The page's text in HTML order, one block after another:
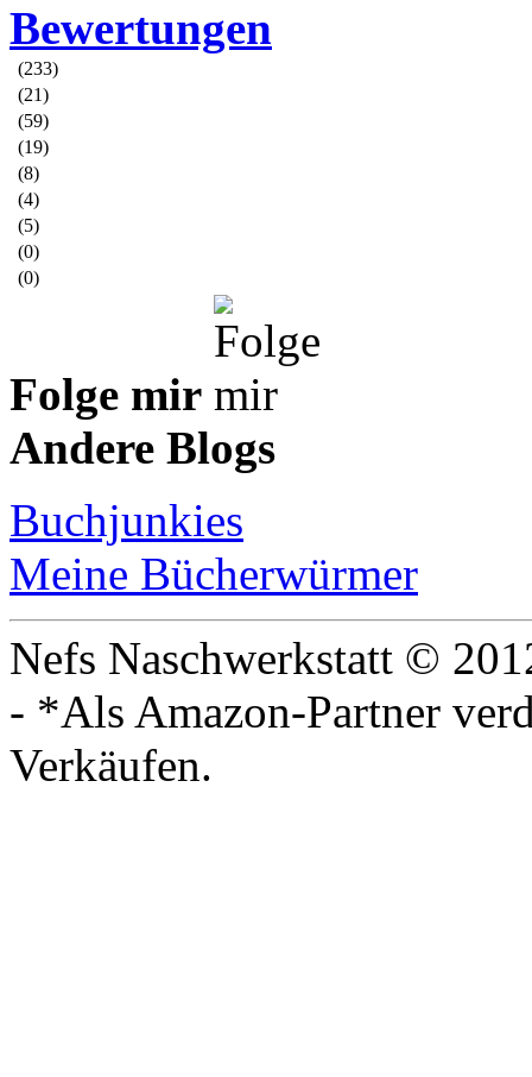
Bewertungen
(233)
(21)
(59)
(19)
(8)
(4)
(5)
(0)
(0)
Folge mir
Andere Blogs
Buchjunkies
Meine Bücherwürmer
Nefs Naschwerkstatt ©
- *Als Amazon-Partner
Verkäufen.